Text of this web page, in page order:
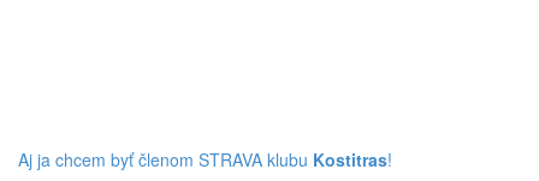
Aj ja chcem byť členom STRAVA klubu Kostitras!